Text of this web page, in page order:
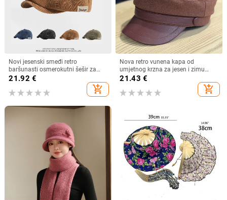
Novi jesenski smeđi retro
baršunasti osmerokutni šešir za
muškarce i žene, nošen unatrag s
beretkom, univerzalni šešir u jednoj
boji za jesen i zimu
21.92 €
add_shopping_cart
Nova retro vunena kapa od
umjetnog krzna za jesen i zimu
2025. za žene, britanski
osmerokutni ravni cilindar za
književna putovanja
21.43 €
add_shopping_cart